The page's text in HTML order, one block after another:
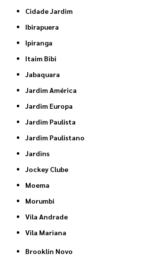
Cidade Jardim
Ibirapuera
Ipiranga
Itaim Bibi
Jabaquara
Jardim América
Jardim Europa
Jardim Paulista
Jardim Paulistano
Jardins
Jockey Clube
Moema
Morumbi
Vila Andrade
Vila Mariana
Brooklin Novo